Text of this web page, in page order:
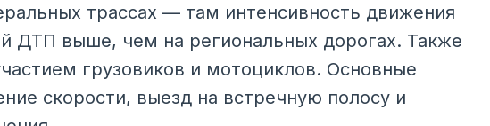
трассах — там интенсивность движения
ДТП выше, чем на региональных дорогах. Также
грузовиков и мотоциклов. Основные
скорости, выезд на встречную полосу и